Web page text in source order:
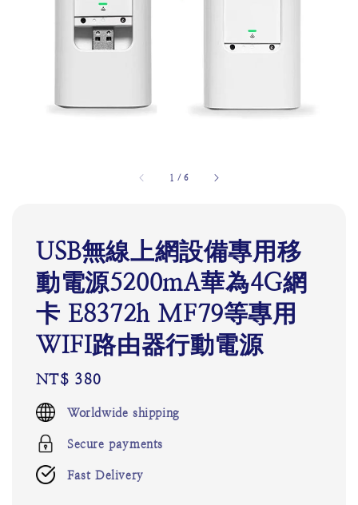
1 /6
USB無線上網設備專用移
動電源5200mA華為4G網
卡 E8372h MF79等專用
WIFI路由器行動電源
Regular
price
NT$ 380
Worldwide shipping
Secure payments
Fast Delivery